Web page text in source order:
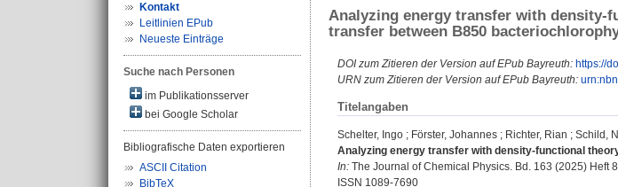
Kontakt
Leitlinien EPub
Neueste Einträge
Suche nach Personen
im Publikationsserver
bei Google Scholar
Bibliografische Daten exportieren
ASCII Citation
BibTeX
Analyzing energy transfer with density-
transfer between B850
DOI zum Zitieren der Version auf EPub Bayreuth: https://
URN zum Zitieren der Version auf EPub Bayreuth:
Titelangaben
Schelter, Ingo ; Förster, Johannes ; Richter, Rian ; Schild,
Analyzing energy transfer with density-functional
In: The Journal of Chemical Physics. Bd. 163 (2025) Heft
ISSN 1089-7690